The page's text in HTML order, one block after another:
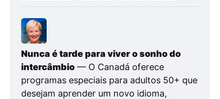
Nunca é tarde para viver o sonho do
intercâmbio — O Canadá oferece
programas especiais para adultos 50+ que
desejam aprender um novo idioma,